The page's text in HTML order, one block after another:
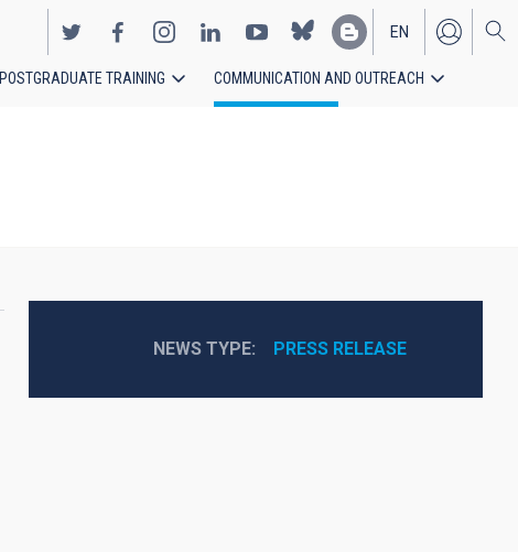
EN
ES
POSTGRADUATE TRAINING COMMUNICATION AND OUTREACH
NEWS TYPE PRESS RELEASE